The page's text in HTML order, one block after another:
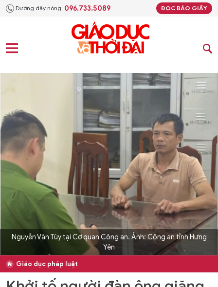
Đường dây nóng: 096.733.5089 ĐỌC BÁO GIẤY
Nguyễn Văn Tùy tại Cơ quan Công an. Ảnh: Công an tỉnh Hưng
Yên
Giáo dục pháp luật